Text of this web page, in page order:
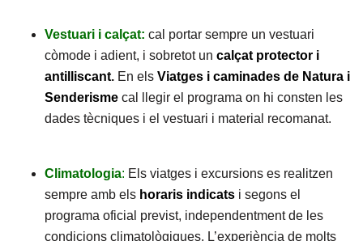
Vestuari i calçat: cal portar sempre un vestuari
còmode i adient, i sobretot un calçat protector i
antilliscant. En els Viatges i caminades de Natura i
Senderisme cal llegir el programa on hi consten les
dades tècniques i el vestuari i material recomanat.
Climatologia: Els viatges i excursions es realitzen
sempre amb els horaris indicats i segons el
programa oficial previst, independentment de les
condicions climatològiques. L’experiència de molts